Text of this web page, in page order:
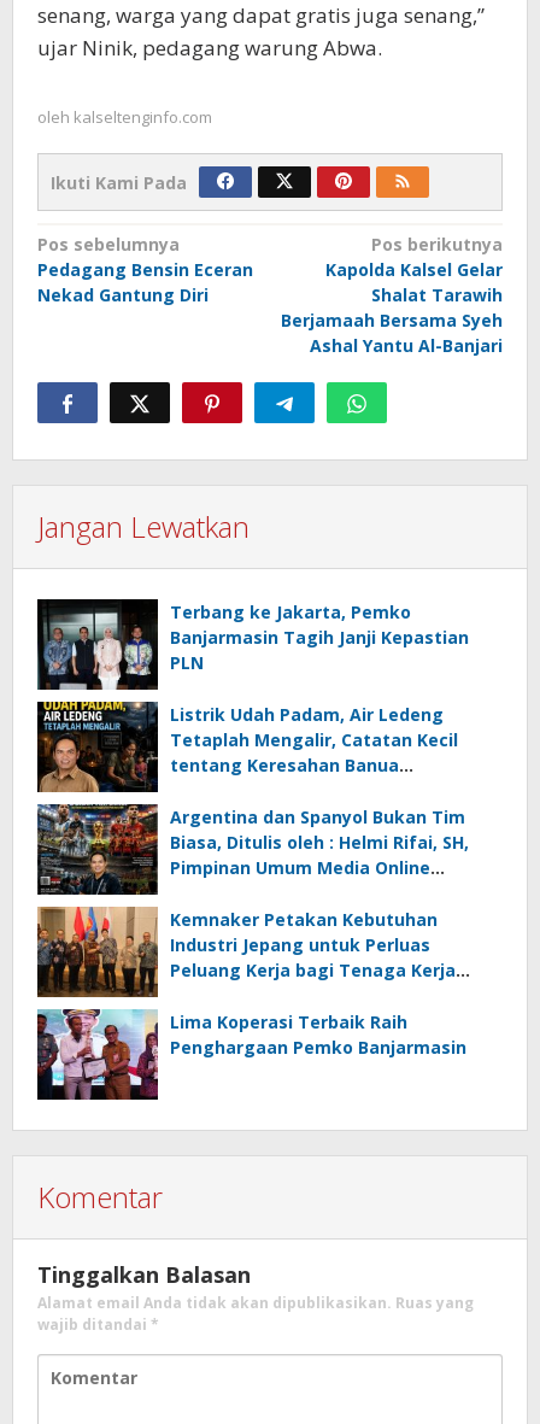
senang, warga yang dapat gratis juga senang,”
ujar Ninik, pedagang warung Abwa.
oleh kalseltenginfo.com
Ikuti Kami Pada
Navigasi
pos
Pos sebelumnya
Pedagang Bensin Eceran
Nekad Gantung Diri
Pos berikutnya
Kapolda Kalsel Gelar
Shalat Tarawih
Berjamaah Bersama Syeh
Ashal Yantu Al-Banjari
Jangan Lewatkan
Terbang ke Jakarta, Pemko
Banjarmasin Tagih Janji Kepastian
PLN
Listrik Udah Padam, Air Ledeng
Tetaplah Mengalir, Catatan Kecil
tentang Keresahan Banua
Ancaman Lingkungan, Oleh : Helmi
Rifai, SH
Argentina dan Spanyol Bukan Tim
Biasa, Ditulis oleh : Helmi Rifai, SH,
Pimpinan Umum Media Online
Kemnaker Petakan Kebutuhan
Industri Jepang untuk Perluas
Peluang Kerja bagi Tenaga Kerja
Lima Koperasi Terbaik Raih
Penghargaan Pemko Banjarmasin
Komentar
Tinggalkan Balasan
Alamat email Anda tidak akan dipublikasikan. Ruas yang
wajib ditandai *